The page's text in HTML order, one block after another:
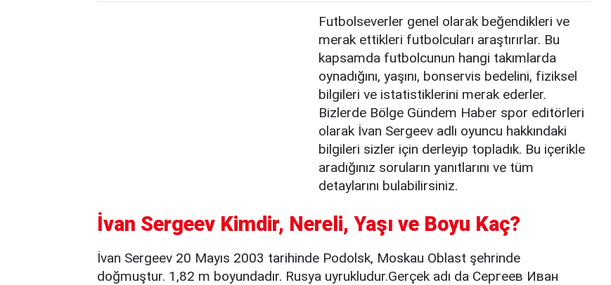
Futbolseverler genel olarak beğendikleri ve
merak ettikleri futbolcuları araştırırlar. Bu
kapsamda futbolcunun hangi takımlarda
oynadığını, yaşını, bonservis bedelini, fiziksel
bilgileri ve istatistiklerini merak ederler.
Bizlerde Bölge Gündem Haber spor editörleri
olarak İvan Sergeev adlı oyuncu hakkındaki
bilgileri sizler için derleyip topladık. Bu içerikle
aradığınız soruların yanıtlarını ve tüm
detaylarını bulabilirsiniz.
İvan Sergeev Kimdir, Nereli, Yaşı ve Boyu Kaç?
İvan Sergeev 20 Mayıs 2003 tarihinde Podolsk, Moskau Oblast şehrinde
doğmuştur. 1,82 m boyundadır. Rusya uyrukludur.Gerçek adı da Сергеев Иван